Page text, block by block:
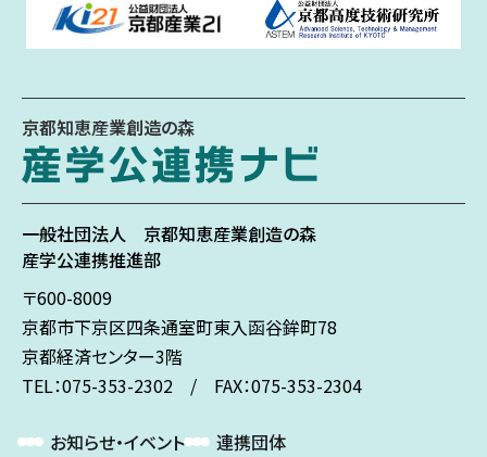
京都知恵産業創造の森
一般社団法人 京都知恵産業創造の森
産学公連携推進部
〒600-8009
京都市下京区四条通室町東入函谷鉾町78
京都経済センター3階
TEL：075-353-2302 / FAX：075-353-2304
お知らせ・イベント 連携団体